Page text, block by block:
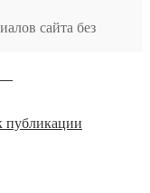
сайта без
публикации